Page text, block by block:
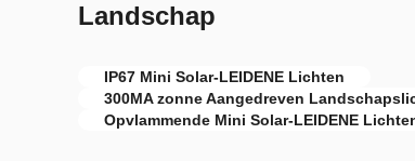
Landschap
IP67 Mini Solar-LEIDENE Lichten
300MA zonne Aangedreven
Opvlammende Mini Solar-LEIDENE